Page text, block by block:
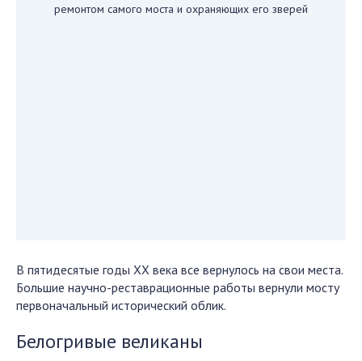
ремонтом самого моста и охраняющих его зверей
В пятидесятые годы XX века все вернулось на свои места.
Большие научно-реставрационные работы вернули мосту
первоначальный исторический облик.
Белогривые великаны